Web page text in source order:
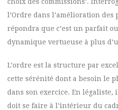
l’Ordre dans l’amélioration des
répondra que c’est un parfait
dynamique vertueuse à plus
L’ordre est la structure par
cette sérénité dont a besoin le
dans son exercice. En
doit se faire à l’intérieur du